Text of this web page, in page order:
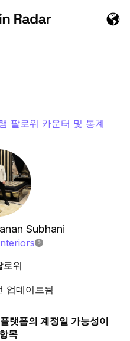
팔로워 카운터 및 통계
Subhani
로워
업데이트됨
폼의 계정일 가능성이
목